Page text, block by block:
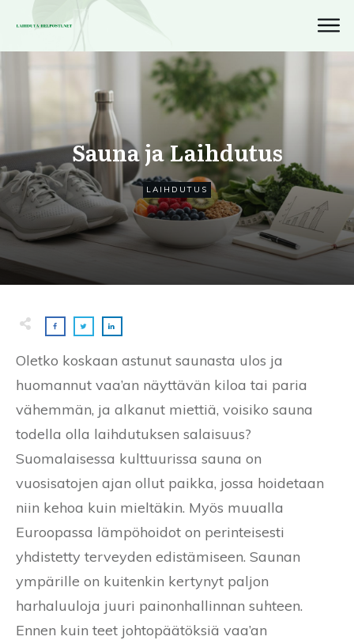
Sauna ja Laihdutus
LAIHDUTUS
Oletko koskaan astunut saunasta ulos ja
huomannut vaa’an näyttävän kiloa tai paria
vähemmän, ja alkanut miettiä, voisiko sauna
todella olla laihdutuksen salaisuus?
Suomalaisessa kulttuurissa sauna on
vuosisatojen ajan ollut paikka, jossa hoidetaan
niin kehoa kuin mieltäkin. Myös muualla
Euroopassa lämpöhoidot on perinteisesti
yhdistetty terveyden edistämiseen. Saunan
ympärille on kuitenkin kertynyt paljon
harhaluuloja juuri painonhallinnan suhteen.
Ennen kuin teet johtopäätöksiä vaa’an